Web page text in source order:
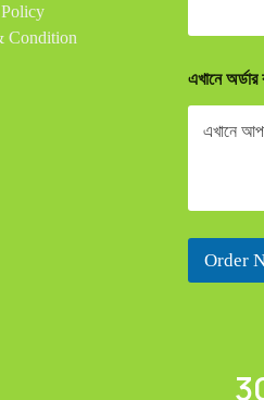
Condition
এখানে
Order